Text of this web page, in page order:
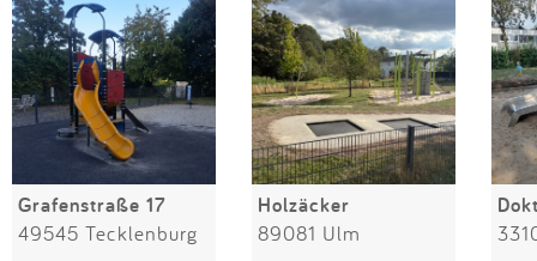
Grafenstraße 17
49545 Tecklenburg
Holzäcker
89081 Ulm